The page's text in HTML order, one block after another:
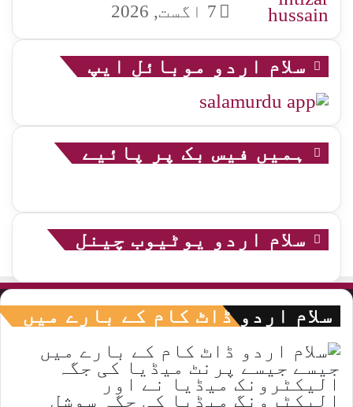
7 اگست, 2026
سلام اردو موبائل ایپ
ہمیں فیس بک پر پائیے
سلام اردو یوٹیوب چینل
سلام اردو ڈاٹ کام کے بارے میں
جیسے جیسے پرنٹ میڈیا کی جگہ
الیکٹرونک میڈیا نے اور
الیکٹرونگ میڈیا کی جگہ سوشل